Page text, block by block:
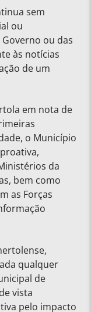
sem
ou
ou das
às notícias
de um
em nota de
o Município
da
bem como
as Forças
qualquer
de
vista
pelo impacto